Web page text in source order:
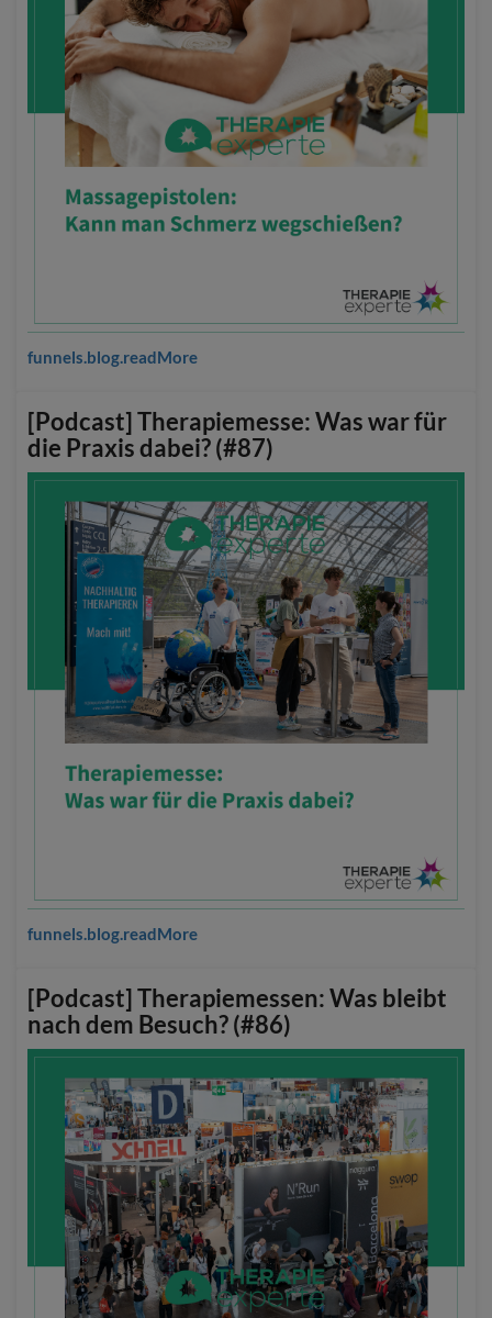
funnels.blog.readMore
[Podcast] Therapiemesse: Was war für
die Praxis dabei? (#87)
funnels.blog.readMore
[Podcast] Therapiemessen: Was bleibt
nach dem Besuch? (#86)